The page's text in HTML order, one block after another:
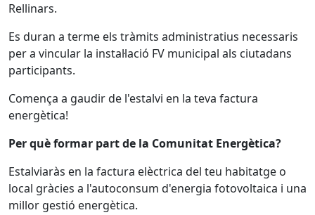
Rellinars.
Es duran a terme els tràmits administratius necessaris
per a vincular la instal·lació FV municipal als ciutadans
participants.
Comença a gaudir de l'estalvi en la teva factura
energètica!
Per què formar part de la Comunitat Energètica?
Estalviaràs en la factura elèctrica del teu habitatge o
local gràcies a l'autoconsum d'energia fotovoltaica i una
millor gestió energètica.